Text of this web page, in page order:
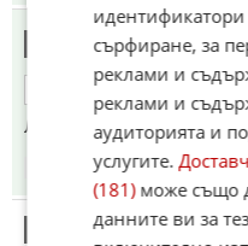
000
ОТГОВОР
Лъжите тук не спират, но
15.06.2026
Този коментар е
сърфиране, за
реклами и
реклами и
аудиторията и
услугите.
(181)може също
данните ви за